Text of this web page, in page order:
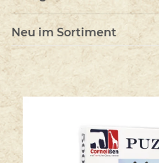
Neu im Sortiment